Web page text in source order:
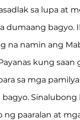
sa lupa at
dumaang bagyo.
na namin ang
kung saan
sa mga
bagyo. Sinalubong
ng paaralan at